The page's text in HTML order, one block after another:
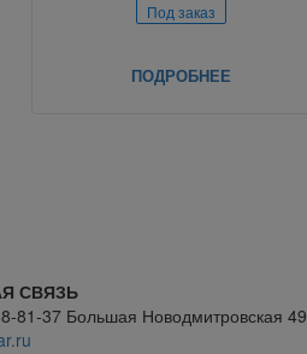
Под заказ
ПОДРОБНЕЕ
СВЯЗЬ
81-37 Большая Новодмитровская 49